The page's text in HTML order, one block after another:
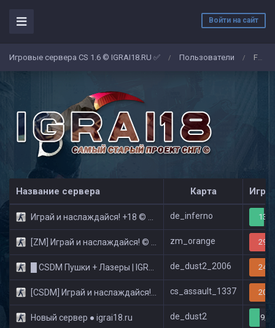
Войти на сайт
Игровые сервера CS 1.6 © IGRAI18.RU ✅ / Пользователи / Fso36rus
Название сервера Карта
Играй и наслаждайся! +18 © Public de_inferno 13/
[ZM] Играй и наслаждайся! © Zombie Show zm_orange 29/
█ CSDM Пушки + Лазеры | IGRAI18.RU ツ █ de_dust2_2006 24/
[CSDM] Играй и наслаждайся! © Classic cs_assault_1337 20/
Новый сервер ● igrai18.ru de_dust2 9/